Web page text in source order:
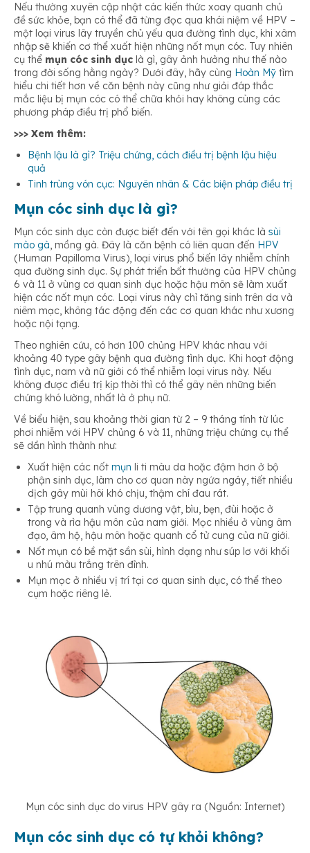
Bệnh tiến triển thành ung thư
Sử dụng laser
Điều trị bằng điện cực
Phương pháp ALA – PDT
Điều trị bằng thuốc thay thế
Nếu thường xuyên cập nhật các kiến thức xoay quanh chủ
đề sức khỏe, bạn có thể đã từng đọc qua khái niệm về HPV –
một loại virus lây truyền chủ yếu qua đường tình dục, khi xâm
nhập sẽ khiến cơ thể xuất hiện những nốt mụn cóc. Tuy nhiên
cụ thể mụn cóc sinh dục là gì, gây ảnh hưởng như thế nào
trong đời sống hằng ngày? Dưới đây, hãy cùng Hoàn Mỹ tìm
hiểu chi tiết hơn về căn bệnh này cũng như giải đáp thắc
mắc liệu bị mụn cóc có thể chữa khỏi hay không cùng các
phương pháp điều trị phổ biến.
>>> Xem thêm:
Bệnh lậu là gì? Triệu chứng, cách điều trị bệnh lậu hiệu
quả
Tinh trùng vón cục: Nguyên nhân & Các biện pháp điều trị
Mụn cóc sinh dục là gì?
Mụn cóc sinh dục còn được biết đến với tên gọi khác là sùi
mào gà, mồng gà. Đây là căn bệnh có liên quan đến HPV
(Human Papilloma Virus), loại virus phổ biến lây nhiễm chính
qua đường sinh dục. Sự phát triển bất thường của HPV chủng
6 và 11 ở vùng cơ quan sinh dục hoặc hậu môn sẽ làm xuất
hiện các nốt mụn cóc. Loại virus này chỉ tăng sinh trên da và
niêm mạc, không tác động đến các cơ quan khác như xương
hoặc nội tạng.
Theo nghiên cứu, có hơn 100 chủng HPV khác nhau với
khoảng 40 type gây bệnh qua đường tình dục. Khi hoạt động
tình dục, nam và nữ giới có thể nhiễm loại virus này. Nếu
không được điều trị kịp thời thì có thể gây nên những biến
chứng khó lường, nhất là ở phụ nữ.
Về biểu hiện, sau khoảng thời gian từ 2 – 9 tháng tính từ lúc
phơi nhiễm với HPV chủng 6 và 11, những triệu chứng cụ thể
sẽ dần hình thành như:
Xuất hiện các nốt mụn li ti màu da hoặc đậm hơn ở bộ
phận sinh dục, làm cho cơ quan này ngứa ngáy, tiết nhiều
dịch gây mùi hôi khó chịu, thậm chí đau rát.
Tập trung quanh vùng dương vật, bìu, bẹn, đùi hoặc ở
trong và rìa hậu môn của nam giới. Mọc nhiều ở vùng âm
đạo, âm hộ, hậu môn hoặc quanh cổ tử cung của nữ giới.
Nốt mụn có bề mặt sần sùi, hình dạng như súp lơ với khối
u nhú màu trắng trên đỉnh.
Mụn mọc ở nhiều vị trí tại cơ quan sinh dục, có thể theo
cụm hoặc riêng lẻ.
Mụn cóc sinh dục do virus HPV gây ra (Nguồn: Internet)
Mụn cóc sinh dục có tự khỏi không?